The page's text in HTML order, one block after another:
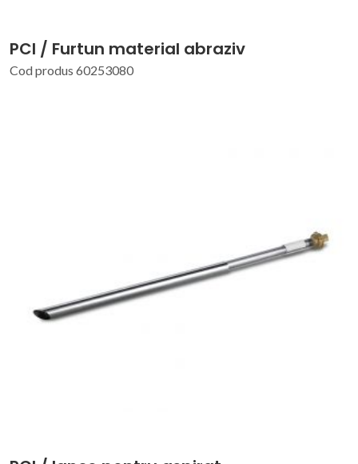
PCI / Furtun material abraziv
Cod produs 60253080